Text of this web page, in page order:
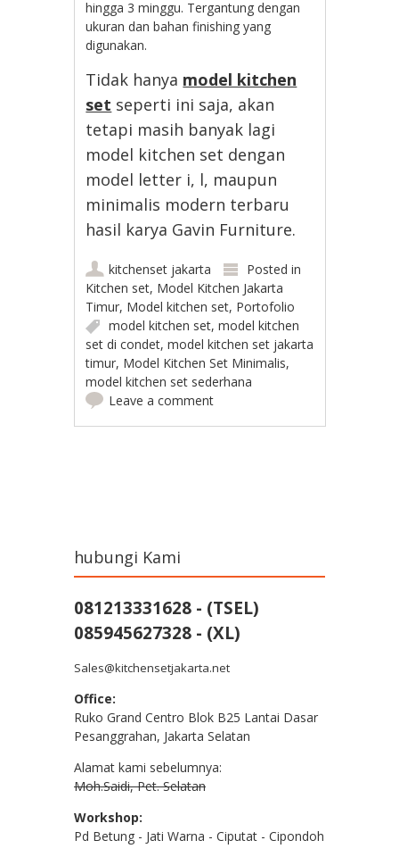
hingga 3 minggu. Tergantung dengan
ukuran dan bahan finishing yang
digunakan.
Tidak hanya model kitchen
set seperti ini saja, akan
tetapi masih banyak lagi
model kitchen set dengan
model letter i, l, maupun
minimalis modern terbaru
hasil karya Gavin Furniture.
kitchenset jakarta
Posted in
Kitchen set, Model Kitchen Jakarta
Timur, Model kitchen set, Portofolio
model kitchen set,model kitchen
set di condet,model kitchen set jakarta
timur, Model Kitchen Set Minimalis,
model kitchen set sederhana
Leave a comment
hubungi Kami
081213331628 - (TSEL)
085945627328 - (XL)
Sales@kitchensetjakarta.net
Office:
Ruko Grand Centro Blok B25 Lantai Dasar
Pesanggrahan, Jakarta Selatan
Alamat kami sebelumnya:
Moh.Saidi, Pet. Selatan
Workshop:
Pd Betung - Jati Warna - Ciputat - Cipondoh